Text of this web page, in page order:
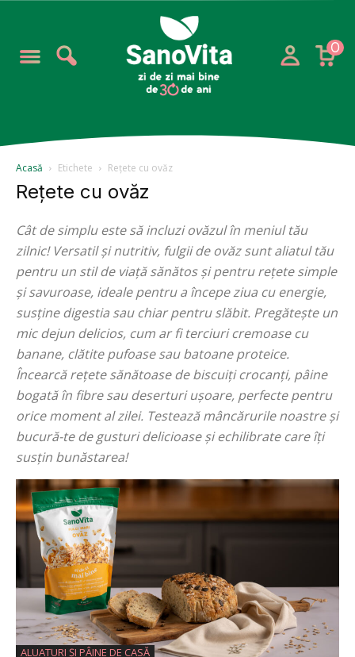
0
Acasă Etichete Rețete cu ovăz
Rețete cu ovăz
Cât de simplu este să incluzi ovăzul în meniul tău
zilnic! Versatil și nutritiv, fulgii de ovăz sunt aliatul tău
pentru un stil de viață sănătos și pentru rețete simple
și savuroase, ideale pentru a începe ziua cu energie,
susține digestia sau chiar pentru slăbit. Pregătește un
mic dejun delicios, cum ar fi terciuri cremoase cu
banane, clătite pufoase sau batoane proteice.
Încearcă rețete sănătoase de biscuiți crocanți, pâine
bogată în fibre sau deserturi ușoare, perfecte pentru
orice moment al zilei. Testează mâncărurile noastre și
bucură-te de gusturi delicioase și echilibrate care îți
susțin bunăstarea!
ALUATURI ȘI PÂINE DE CASĂ